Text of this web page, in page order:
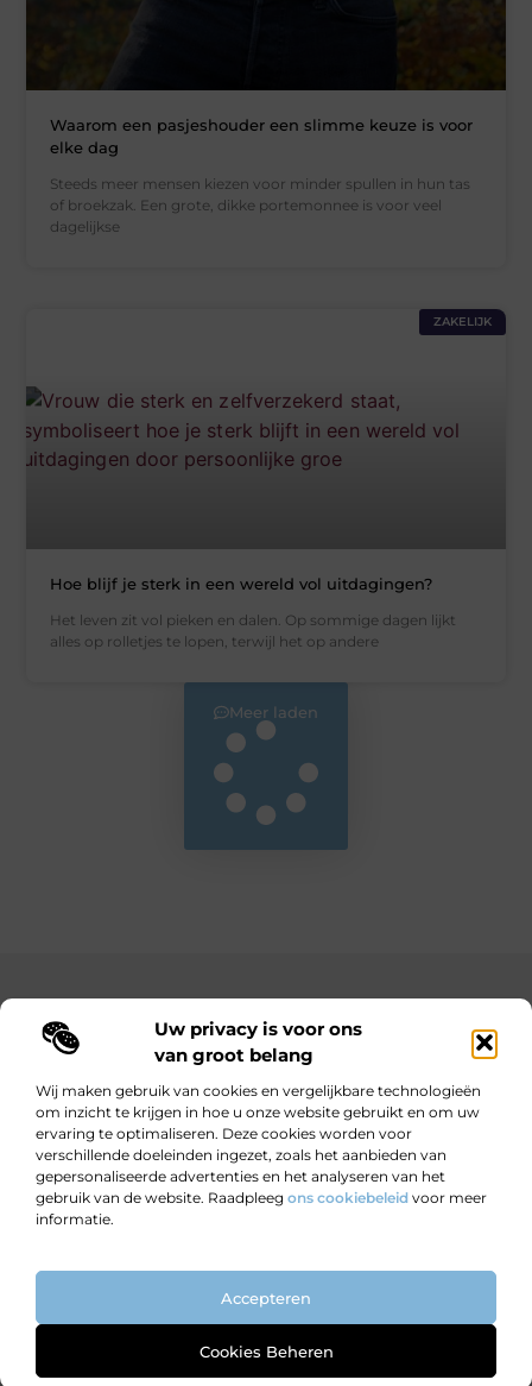
Uw privacy is voor ons
van groot belang
Wij maken gebruik van cookies en vergelijkbare technologieën
om inzicht te krijgen in hoe u onze website gebruikt en om uw
ervaring te optimaliseren. Deze cookies worden voor
verschillende doeleinden ingezet, zoals het aanbieden van
gepersonaliseerde advertenties en het analyseren van het
gebruik van de website. Raadpleeg ons cookiebeleid voor meer
informatie.
Accepteren
Cookies Beheren
Waarom een pasjeshouder een slimme keuze is voor
elke dag
Steeds meer mensen kiezen voor minder spullen in hun tas
of broekzak. Een grote, dikke portemonnee is voor veel
dagelijkse
ZAKELIJK
Hoe blijf je sterk in een wereld vol uitdagingen?
Het leven zit vol pieken en dalen. Op sommige dagen lijkt
alles op rolletjes te lopen, terwijl het op andere
Meer laden
Bekende Nederlanders
Wijzer worden door verhalen.
Motiverende en informatieve blogs voor nieuwsgierige lezers en
doeners.
www.ondernemendwijs.nl